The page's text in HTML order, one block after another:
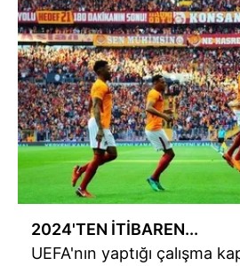
2024'TEN İTİBAREN...
UEFA'nın yaptığı çalışma